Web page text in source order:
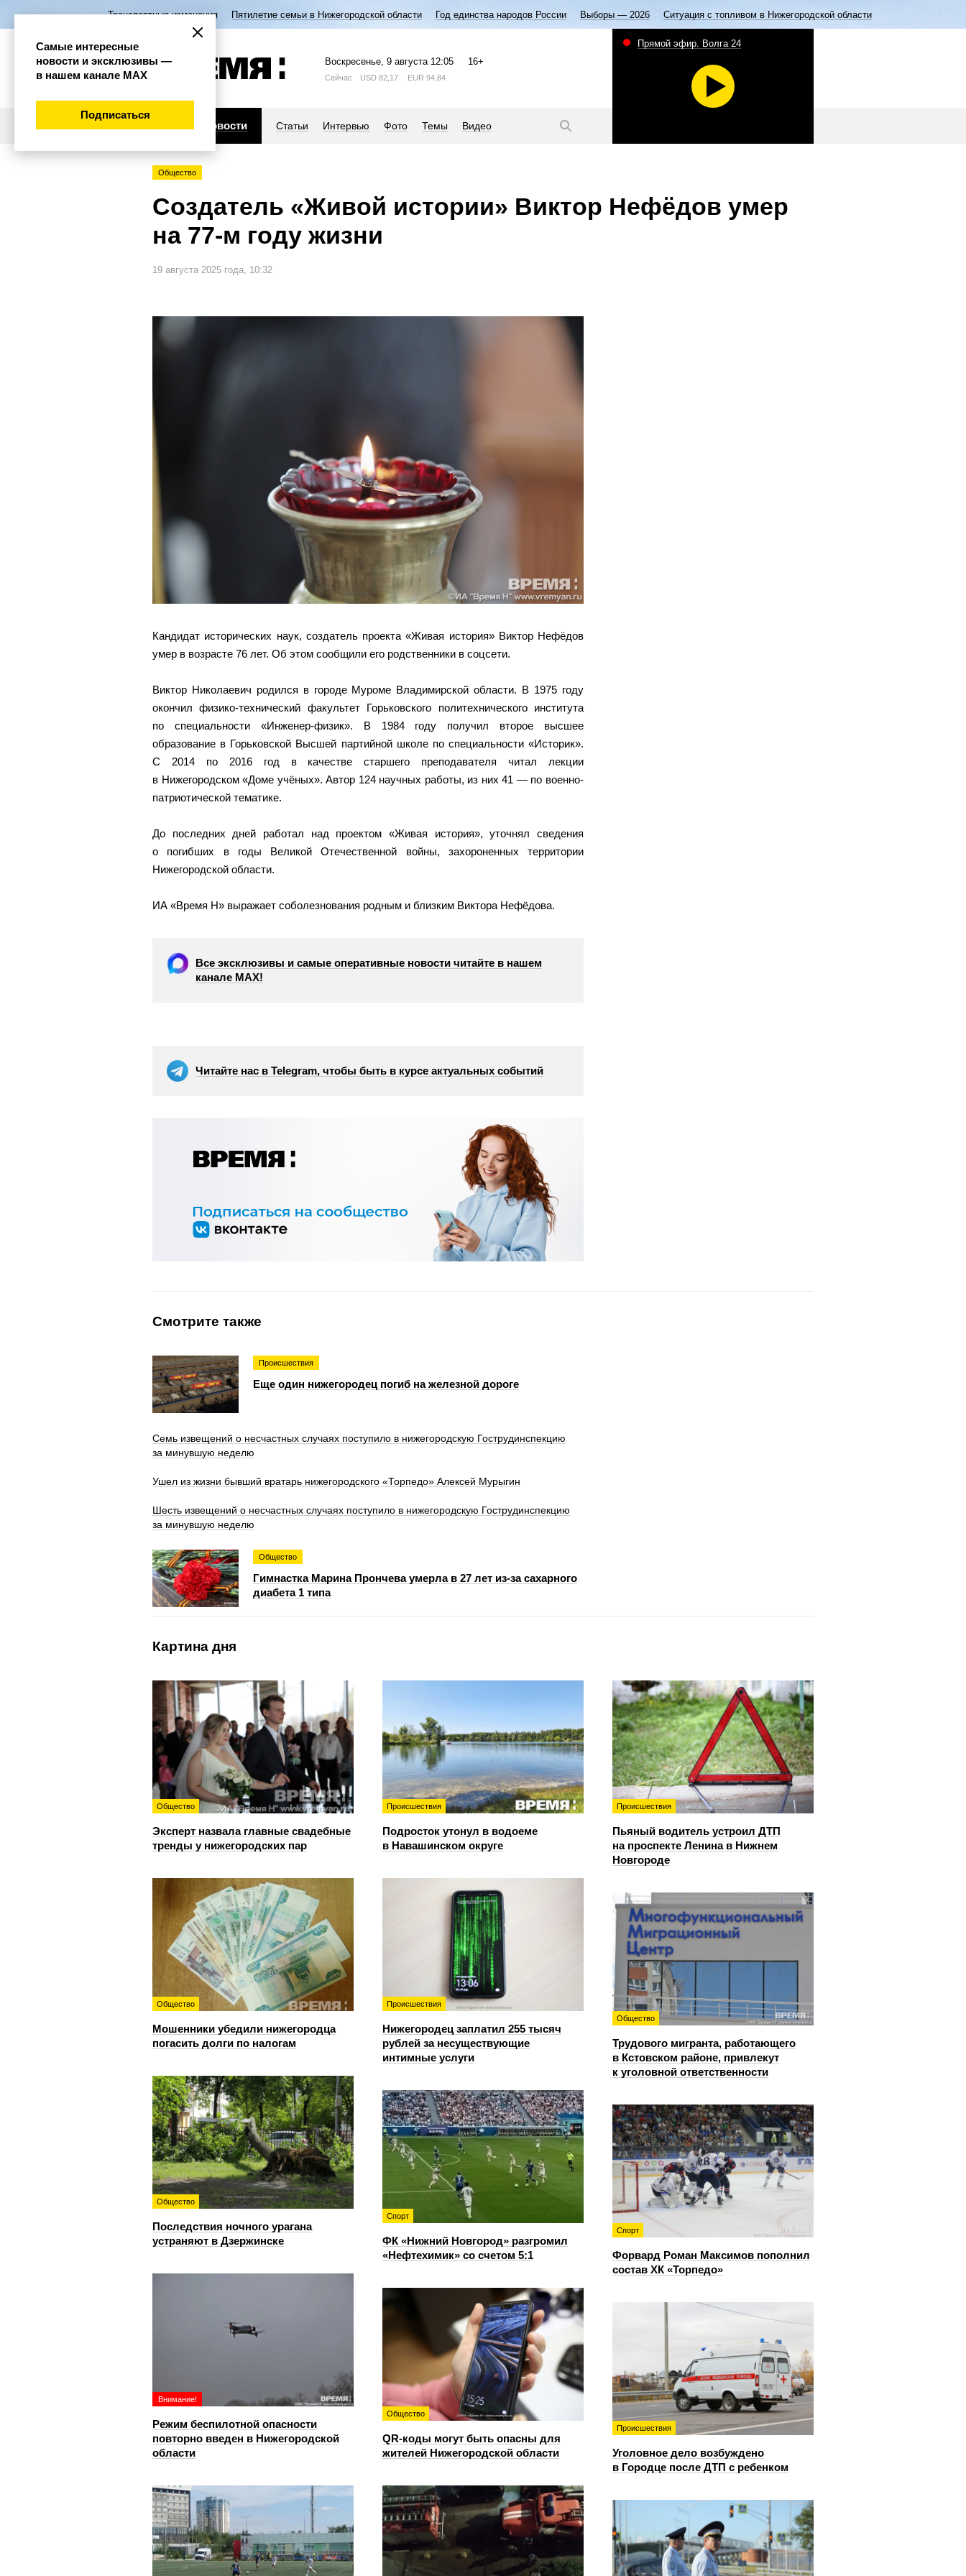
Транспортные изменения Пятилетие семьи в Нижегородской области Год единства народов России Выборы — 2026 Ситуация с топливом в Нижегородской области
Воскресенье, 9 августа 12:05 16+
Сейчас USD 82,17 EUR 94,84
Новости Статьи Интервью Фото Темы Видео
Прямой эфир. Волга 24
Общество
Создатель «Живой истории» Виктор Нефёдов умер
на 77-м году жизни
19 августа 2025 года, 10:32
Кандидат исторических наук, создатель проекта «Живая история» Виктор Нефёдов
умер в возрасте 76 лет. Об этом сообщили его родственники в соцсети.
Виктор Николаевич родился в городе Муроме Владимирской области. В 1975 году
окончил физико-технический факультет Горьковского политехнического института
по специальности «Инженер-физик». В 1984 году получил второе высшее
образование в Горьковской Высшей партийной школе по специальности «Историк».
С 2014 по 2016 год в качестве старшего преподавателя читал лекции
в Нижегородском «Доме учёных». Автор 124 научных работы, из них 41 — по военно-
патриотической тематике.
До последних дней работал над проектом «Живая история», уточнял сведения
о погибших в годы Великой Отечественной войны, захороненных территории
Нижегородской области.
ИА «Время Н» выражает соболезнования родным и близким Виктора Нефёдова.
Все эксклюзивы и самые оперативные новости читайте в нашем
канале МАХ!
Читайте нас в Telegram, чтобы быть в курсе актуальных событий
Смотрите также
Происшествия
Еще один нижегородец погиб на железной дороге
Семь извещений о несчастных случаях поступило в нижегородскую Гострудинспекцию
за минувшую неделю
Ушел из жизни бывший вратарь нижегородского «Торпедо» Алексей Мурыгин
Шесть извещений о несчастных случаях поступило в нижегородскую Гострудинспекцию
за минувшую неделю
Общество
Гимнастка Марина Прончева умерла в 27 лет из-за сахарного
диабета 1 типа
Картина дня
Общество
Эксперт назвала главные свадебные
тренды у нижегородских пар
Происшествия
Подросток утонул в водоеме
в Навашинском округе
Происшествия
Пьяный водитель устроил ДТП
на проспекте Ленина в Нижнем
Новгороде
Общество
Мошенники убедили нижегородца
погасить долги по налогам
Происшествия
Нижегородец заплатил 255 тысяч
рублей за несуществующие
интимные услуги
Общество
Трудового мигранта, работающего
в Кстовском районе, привлекут
к уголовной ответственности
Общество
Последствия ночного урагана
устраняют в Дзержинске
Спорт
ФК «Нижний Новгород» разгромил
«Нефтехимик» со счетом 5:1
Спорт
Форвард Роман Максимов пополнил
состав ХК «Торпедо»
Внимание!
Режим беспилотной опасности
повторно введен в Нижегородской
области
Общество
QR-коды могут быть опасны для
жителей Нижегородской области
Происшествия
Уголовное дело возбуждено
в Городце после ДТП с ребенком
Самые интересные
новости и эксклюзивы —
в нашем канале МАХ
Подписаться